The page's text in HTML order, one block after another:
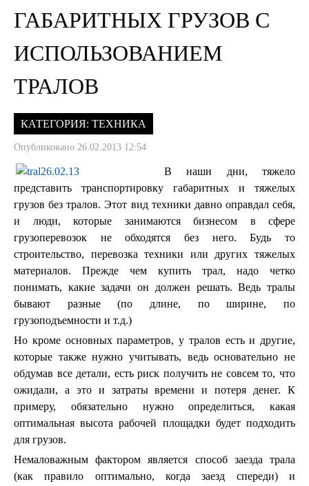
ГАБАРИТНЫХ ГРУЗОВ С
ИСПОЛЬЗОВАНИЕМ
ТРАЛОВ
КАТЕГОРИЯ: ТЕХНИКА
Опубликовано 26.02.2013 12:54
В наши дни, тяжело
представить транспортировку габаритных и тяжелых
грузов без тралов. Этот вид техники давно оправдал себя,
и люди, которые занимаются бизнесом в сфере
грузоперевозок не обходятся без него. Будь то
строительство, перевозка техники или других тяжелых
материалов. Прежде чем купить трал, надо четко
понимать, какие задачи он должен решать. Ведь тралы
бывают разные (по длине, по ширине, по
грузоподъемности и т.д.)
Но кроме основных параметров, у тралов есть и другие,
которые также нужно учитывать, ведь основательно не
обдумав все детали, есть риск получить не совсем то, что
ожидали, а это и затраты времени и потеря денег. К
примеру, обязательно нужно определиться, какая
оптимальная высота рабочей площадки будет подходить
для грузов.
Немаловажным фактором является способ заезда трала
(как правило оптимально, когда заезд спереди) и